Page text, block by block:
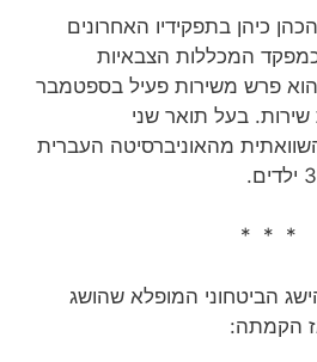
כיהן בתפקידיו האחרונים
המכללות הצבאיות
הוא פרש משירות פעיל בספטמבר
41 שנות שירות‏. בעל תואר שני
מהאוניברסיטה העברית
* * *
הביטחוני המופלא שהושג
הקמתה: